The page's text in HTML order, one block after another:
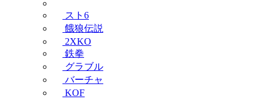
スト6
餓狼伝説
2XKO
鉄拳
グラブル
バーチャ
KOF